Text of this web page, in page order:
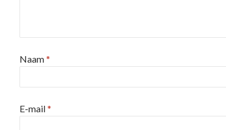
Naam*
E-mail*